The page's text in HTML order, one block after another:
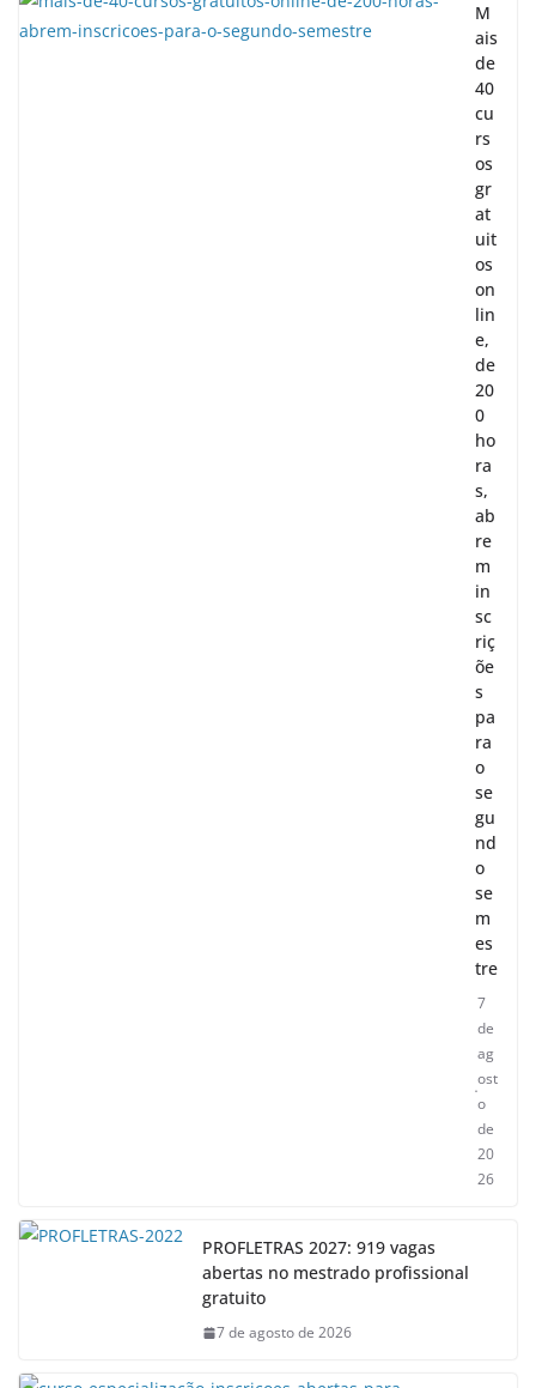
M
ais
de
40
cu
rs
os
gr
at
uit
os
on
lin
e,
de
20
0
ho
ra
s,
ab
re
m
in
sc
riç
õe
s
pa
ra
o
se
gu
nd
o
se
m
es
tre
7
de
ag
ost
o
de
20
26
PROFLETRAS 2027: 919 vagas
abertas no mestrado profissional
gratuito
7 de agosto de 2026